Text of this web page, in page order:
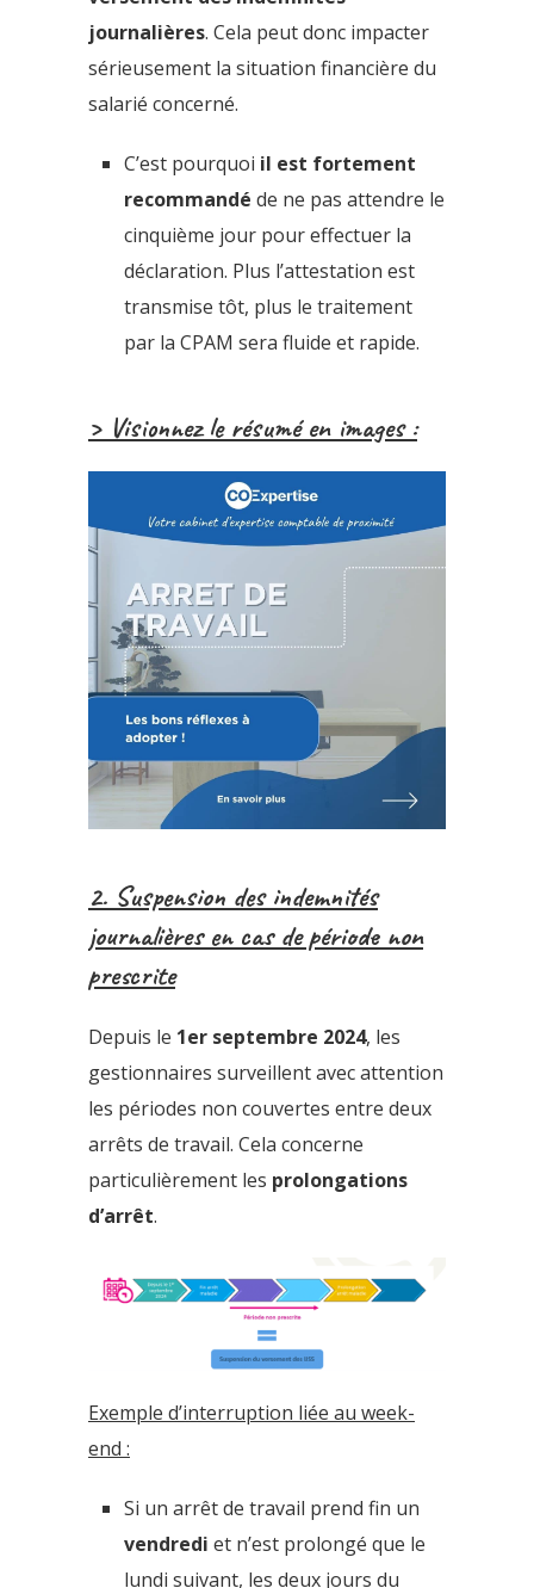
journalières. Cela peut donc impacter
sérieusement la situation financière du
salarié concerné.
C’est pourquoi il est fortement
recommandé de ne pas attendre le
cinquième jour pour effectuer la
déclaration. Plus l’attestation est
transmise tôt, plus le traitement
par la CPAM sera fluide et rapide.
> Visionnez le résumé en images :
2. Suspension des indemnités
journalières en cas de période non
prescrite
Depuis le 1er septembre 2024, les
gestionnaires surveillent avec attention
les périodes non couvertes entre deux
arrêts de travail. Cela concerne
particulièrement les prolongations
d’arrêt.
Exemple d’interruption liée au week-
end :
Si un arrêt de travail prend fin un
vendredi et n’est prolongé que le
lundi suivant, les deux jours du